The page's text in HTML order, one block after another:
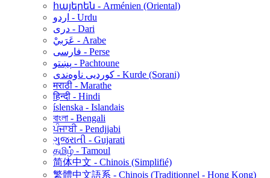
հայերեն - Arménien (Oriental)
اردو - Urdu
دری - Dari
عَرَبيْ - Arabe
فارسی - Perse
پښتو - Pachtoune
کوردیی ناوەندی - Kurde (Sorani)
मराठी - Marathe
हिन्दी - Hindi
íslenska - Islandais
বাংলা - Bengali
ਪੰਜਾਬੀ - Pendjjabi
ગુજરાતી - Gujarati
தமிழ் - Tamoul
简体中文 - Chinois (Simplifié)
繁體中文語系 - Chinois (Traditionnel - Hong Kong)